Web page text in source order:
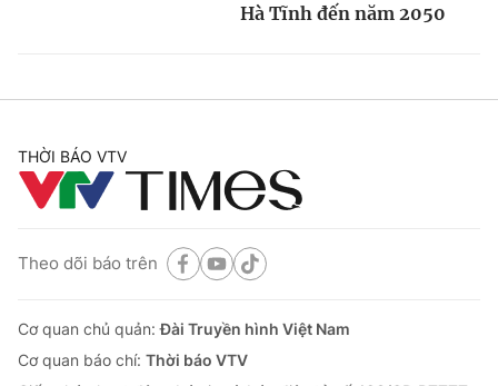
Hà Tĩnh đến năm 2050
THỜI BÁO VTV
Theo dõi báo trên
Cơ quan chủ quản:Đài Truyền hình Việt Nam
Cơ quan báo chí: Thời báo VTV